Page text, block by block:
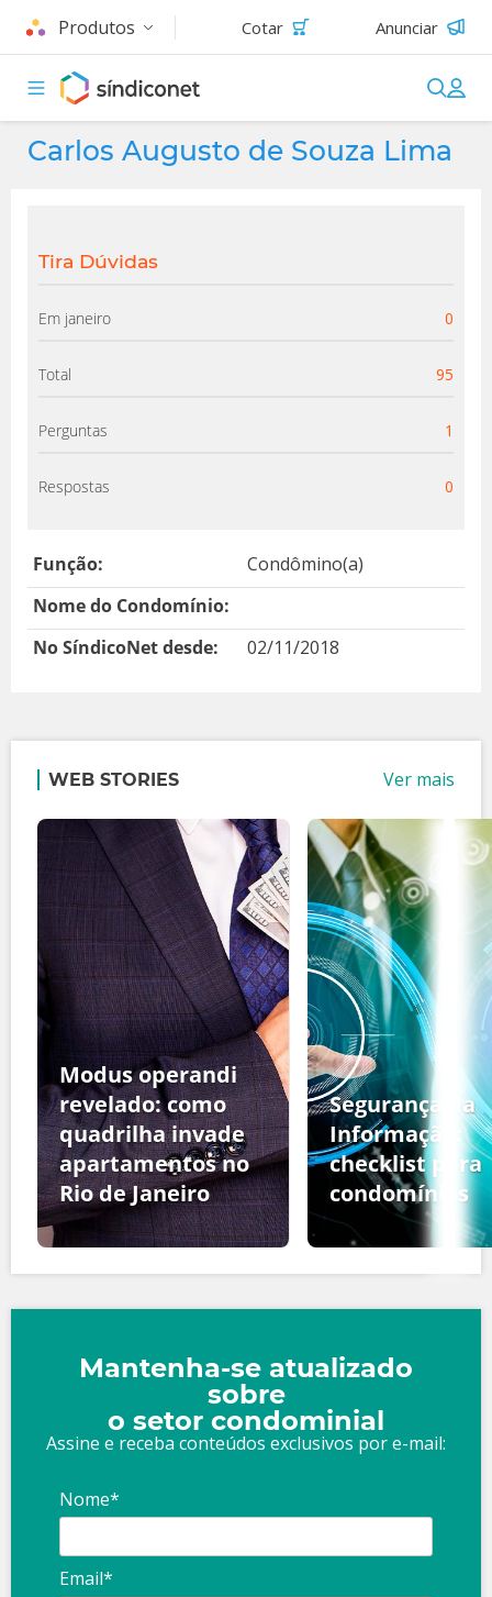
Produtos Cotar Anunciar
Carlos Augusto de Souza Lima
Tira Dúvidas
Em janeiro 0
Total 95
Perguntas 1
Respostas 0
Função:
Condômino(a)
Nome do Condomínio:
No SíndicoNet desde:
02/11/2018
WEB STORIES Ver mais
Modus operandi
revelado: como
quadrilha invade
apartamentos no
Rio de Janeiro
Segurança da
Informação:
checklist para
condomínios
Mantenha-se atualizado
sobre
o setor condominial
Assine e receba conteúdos exclusivos por e-mail:
Nome*
Email*